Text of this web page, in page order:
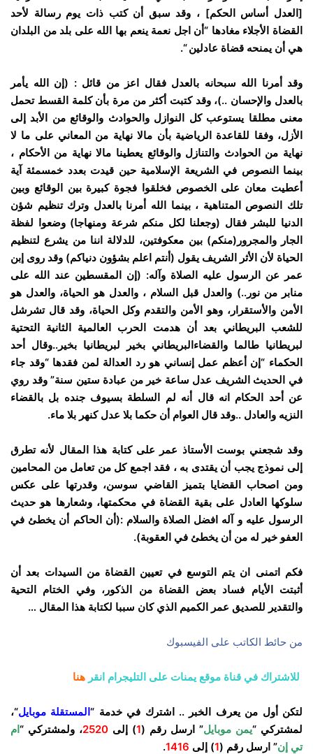
[العدل أساس الحكم] ، وقد سبق أن كتب ذات يوم رسالة لأحد
القضاة الأجلاء مغادها “أن اجل نعمة ينعم بها الله على بلد من البلدان
هي أن يمنحه قضاة عادلين “.
وقد أمرنا الله سبحانه بالعدل فقال اعز من قائل : (إن الله يأمر
بالعدل والإحسان ..)، وقد كتبت أكثر من مرة بأن كلمة القسط تحمل
معنى مطلقا يستوعب كل النوازل والحوادث والوقائع من الأبد إلى
الأزل، وفقا للقاعدة الرياضية بأن مالا نهاية من المعاني على ما لا
نهاية من الحوادث والتنازل والوقائع يعطينا مالا نهاية من الأحكام ،
بينما النصوص في الشريعة الإسلامية حين قيدت بعدد خمسمئة آية
أعطيت معان على الخصوص فخلقوا فجوة كبيرة بين الوقائع وبين
تلك النصوص المتناهية ، بينما الله أمرنا بالعدل وترك تنظيم شؤن
الدنيا للبشر فقال (وجعلنا لكل منكم شرعة ومنهاجا) وضعوا لفظة
الجار والمجرور(منكم) بين معكوفتين، للدلالة اننا من يشرع لتنظيم
الحياة لأن الأثر الشريف يقول (أنتم اعلم بشؤون دنياكم) وقد روى إبن
عمر عن الرسول عليه الصلاة وآله: (إن المقسطين عند الله على
منابر من نور..) والعدل قبل السلام ، والعدل هو الحياة، والعدل هو
الأمن والأستقرار، وهو الأمن والتقدم وكل الحياة، وقد قال تشرشل
للشعب البريطاني بعد أن هدمت الحرب العالمية الثانية التحتية
لبريطانيا طالما والقضاءالبريطاني بخير لبريطانيا بخير..وقال أحد
الحكماء “إن أعظم عمل إنساني هو رد العدالة لمن فقدها “وقد جاء
في الحديث الشريف عدل ساعة خير من عبادة ستين سنة” وقد روي
عن أحد الحكام انه قال أنه لم السلطة بسيوف جنده بل بالقضاء
النزيه والعادل ..وقد قال العوام أن حكما بلا عدل كنهر بلا ماء.
وقد شجعني بوست الأستاذ عمر على كتابة هذا المقال لأنه تطرق
إلى نموذج يجب أن يقتدى به ، فقد اجمع كل من تعامل من المحامين
ومن اصحاب القضايا بتميز القاضي سوسن، وقدرتها على عكس
سلوكها العادل على بقية القضاة في محكمتها، وشعارها هو حديث
الرسول عليه و آله افضل الصلاة والسلام :(أن الحاكم أن يخطئ في
العفو خير له من أن يخطئ في العقوبة).
فكم اتمنى ان يتم التوسع في تعيين القضاة من السيدات بعد أن
أثبتت الأيام فساد بعض القضاة من الذكور، وفي الختام التحية
والتقدير للصديق عمر الكميم الذي كان سببا لكتابة هذا المقال …
من حائط الكاتب على الفيسبوك
للاشتراك في قناة موقع يمنات على التليجرام انقر هنا
لتكن أول من يعرف الخبر .. اشترك في خدمة “المستقلة موبايل“،
لمشتركي “يمن موبايل” ارسل رقم (1) إلى 2520، ولمشتركي “ام
تي إن” ارسل رقم (1) إلى 1416
.